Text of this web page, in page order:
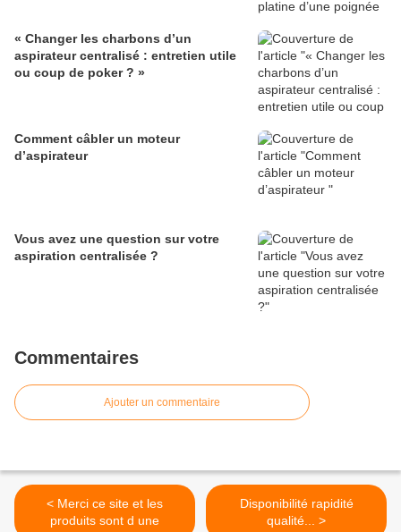
« Changer les charbons d’un
aspirateur centralisé : entretien utile
ou coup de poker ? »
Comment câbler un moteur
d’aspirateur
Vous avez une question sur votre
aspiration centralisée ?
Commentaires
Ajouter un commentaire
< Merci ce site et les
produits sont d une
Disponibilité rapidité
qualité... >